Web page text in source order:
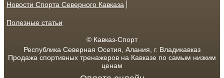
Новости Спорта Северного Кавказа
Полезные статьи
© Кавказ-Спорт
Республика Северная Осетия, Алания, г. Владикавказ
Продажа спортивных тренажеров на Кавказе по самым низким
ценам